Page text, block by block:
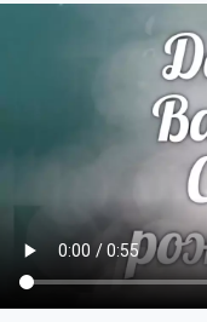
Стихи и тексты
С Днем рождения
Свадьба
Годовщина
Календарь
ОТЗЫВЫ